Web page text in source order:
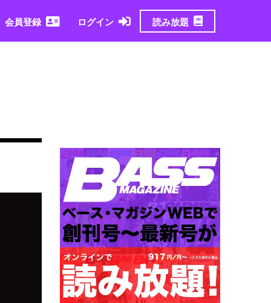
会員登録 ログイン 読み放題